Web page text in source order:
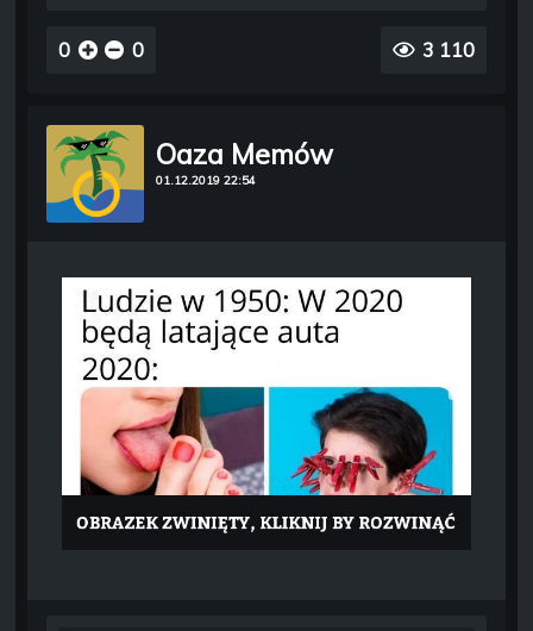
0 0 3 110
Oaza Memów
01.12.2019 22:54